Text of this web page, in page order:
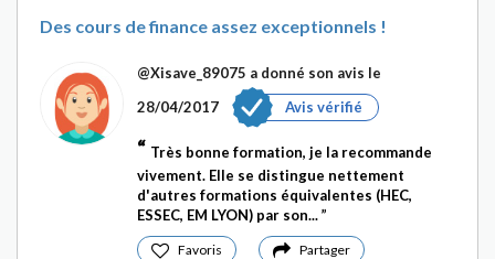
Des cours de finance assez exceptionnels !
@Xisave_89075 a donné son avis le
28/04/2017
Avis vérifié
Très bonne formation, je la recommande
vivement. Elle se distingue nettement
d'autres formations équivalentes (HEC,
ESSEC, EM LYON) par son...
Favoris Partager